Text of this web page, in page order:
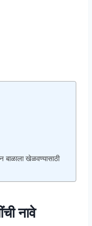
बाळाला खेळवण्यासाठी
नावे